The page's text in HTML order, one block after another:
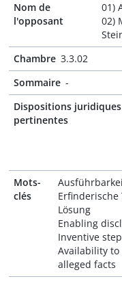
Nom de
l'opposant
01)
02)
Chambre 3.3.02
Sommaire -
Dispositions juridiques
pertinentes
Mots-
clés
Lösung
Enabling
Inventive
Availability
alleged facts